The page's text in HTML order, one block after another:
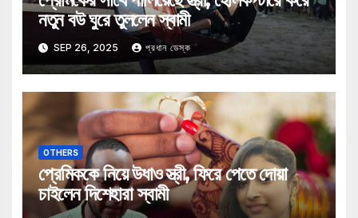
নতুন বউ ঘুরে তুললেন স্বামী
SEP 26, 2025 প্রধান ডেস্ক
OTHERS
প্রেমিককে নিয়ে উধাও স্ত্রী, ফিরে পেতে দোয়া
চাইলেন দিশেহারা স্বামী